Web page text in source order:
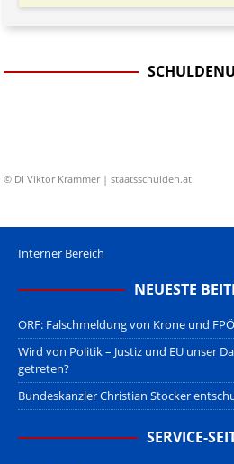
© DI Viktor Krammer | staatsschulden.at
Interner Bereich
NEUESTE
ORF: Falschmeldung von Krone und
Wird von Politik – Justiz und EU unser
getreten?
Bundeskanzler Christian Stocker
SERVICE-